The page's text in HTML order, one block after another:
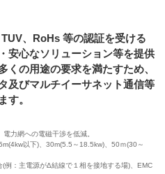
、RoHs 等の認証を受ける
安心なソリューション等を提供
くの用途の要求を満たすため、
及びマルチイーサネット通信等
す。
力網への電磁干渉を低減。
以下)、30m(5.5～18.5kw)、50ｍ(30～
(例：主電源がΔ結線で１相を接地する場)、EMC